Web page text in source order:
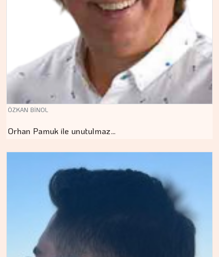
ÖZKAN BİNOL
Orhan Pamuk ile unutulmaz…